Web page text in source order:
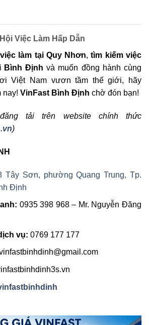
Việc Làm Hấp Dẫn
làm tại Quy Nhơn,tìm kiếm việc
Bình Định và muốn đồng hành cùng
Việt Nam vươn tầm thế giới, hãy
nay! VinFast Bình Định chờ đón bạn!
tải trên website chính thức
)
Tây Sơn, phường Quang Trung, Tp.
Định
0935 398 968 – Mr. Nguyễn Đăng
vụ: 0769 177 177